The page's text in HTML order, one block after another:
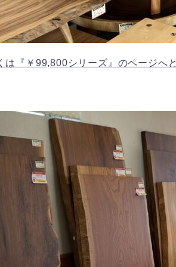
は『￥99,800シリーズ』のページへ